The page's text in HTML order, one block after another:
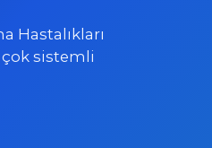
Hastalıkları
çok sistemli